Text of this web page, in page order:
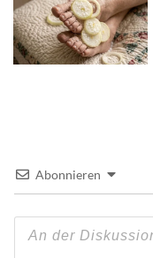
Abonnieren